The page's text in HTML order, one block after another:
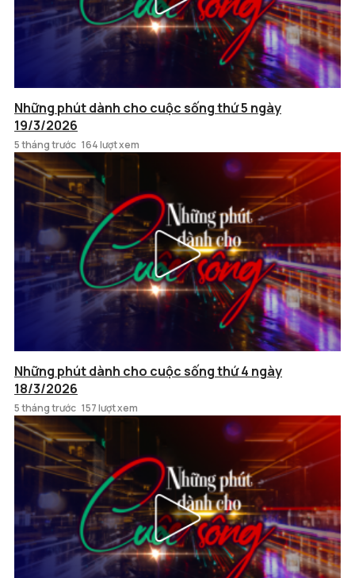
Những phút dành cho cuộc sống thứ 5 ngày
19/3/2026
5 tháng trước 164 lượt xem
Những phút dành cho cuộc sống thứ 4 ngày
18/3/2026
5 tháng trước 157 lượt xem